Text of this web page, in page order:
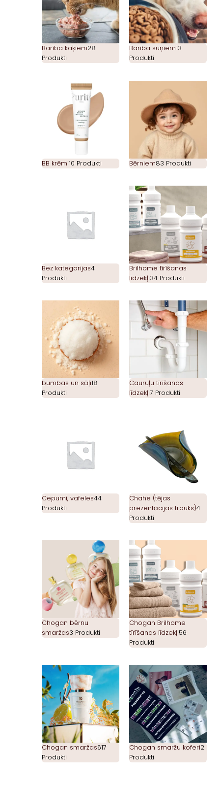
Barība kaķiem28
Produkti
Barība suņiem13
Produkti
BB krēmi10 Produkti Bērniem83 Produkti
Bez kategorijas4
Produkti
Brilhome tīrīšanas
līdzekļi34 Produkti
bumbas un sāļi18
Produkti
Cauruļu tīrīšanas
līdzekļi7 Produkti
Cepumi, vafeles44
Produkti
Chahe (tējas
prezentācijas trauks)4
Produkti
Chogan bērnu
smaržas3 Produkti
Chogan Brilhome
tīrīšanas līdzekļi56
Produkti
Chogan smaržas617
Produkti
Chogan smaržu koferi2
Produkti